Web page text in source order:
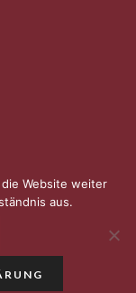
Website weiter
aus.